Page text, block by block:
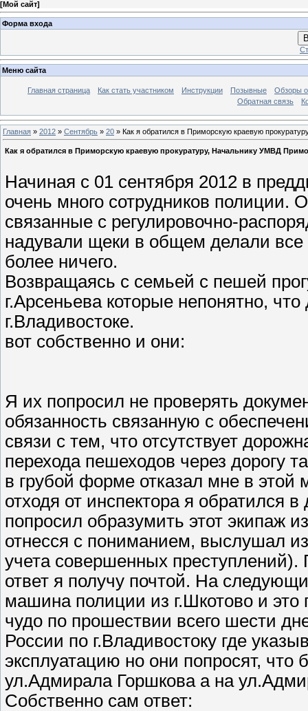
[Мой сайт]
Форма входа
Меню сайта
Главная страница Как стать участником Инструкции Позывные
Обзоры
Обратная связь
Главная » 2012 » Сентябрь » 20 » Как я обратился в Приморскую краевую
Как я обратился в Приморскую краевую прокуратуру, Начальнику УМВД
Начиная с 01 сентября 2012 в
очень много сотрудников
связанные с регулировочно-
надували щеки в общем делали все
более ничего.
Возвращаясь с семьей с пешей
г.Арсеньева которые непонятно,
г.Владивостоке.
вот собственно и они:
Я их попросил не проверять
обязанность связанную с
связи с тем, что отсутствует
перехода пешеходов через дорогу
в грубой форме отказал мне в
отходя от инспектора я обратился
попросил образумить этот экипаж
отнесся с пониманием, выслушал
учета совершенных
ответ я получу почтой. На
машина полиции из г.Шкотово и
чудо по прошествии всего шести
России по г.Владивостоку где
эксплуатацию но они попросят,
ул.Адмирала Горшкова а на
Собственно сам ответ: